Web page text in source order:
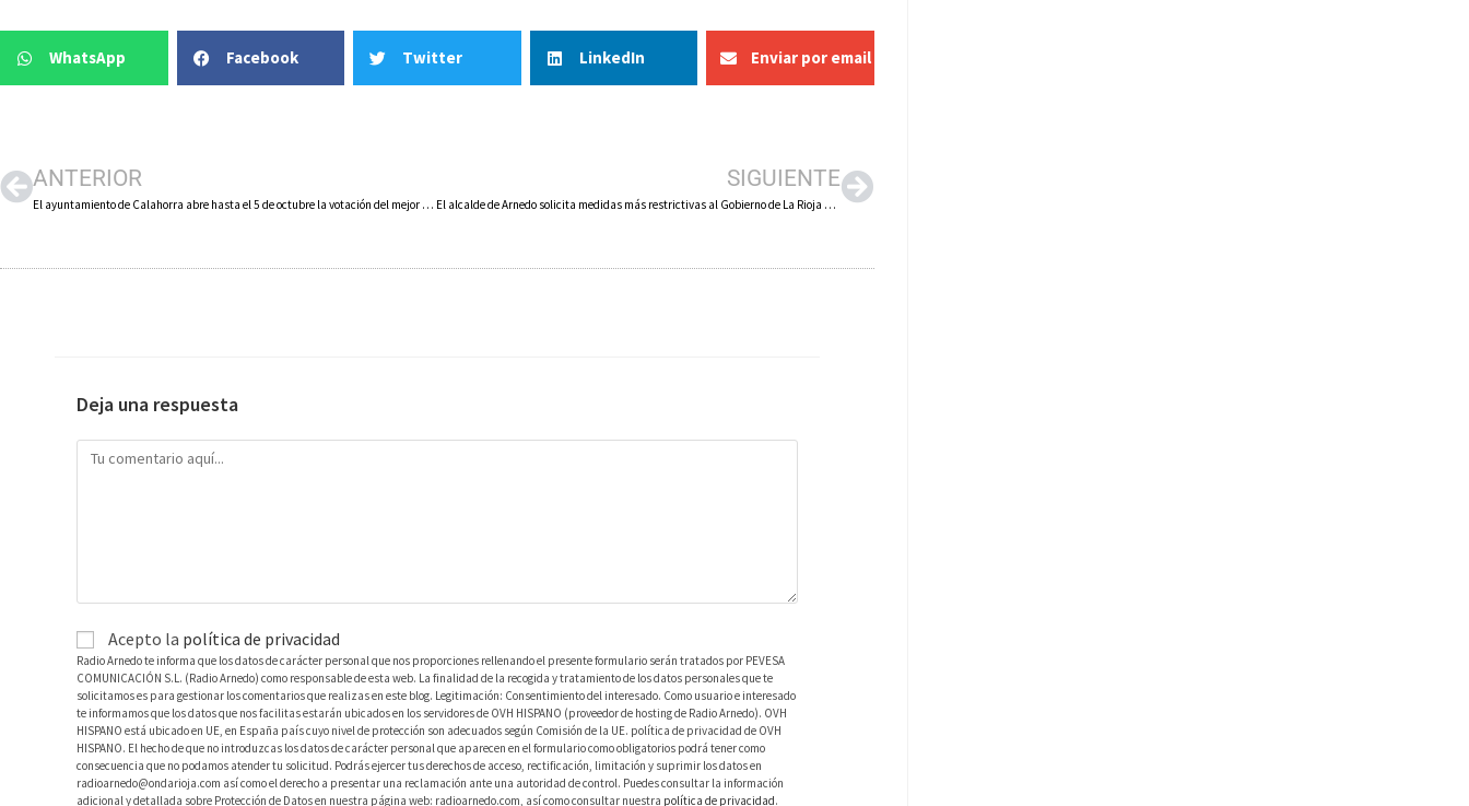
WhatsApp Facebook Twitter LinkedIn Enviar por email
ANTERIOR
El ayuntamiento de Calahorra abre hasta el 5 de octubre la votación del mejor proyecto de Presupuesto Participativo
SIGUIENTE
El alcalde de Arnedo solicita medidas más restrictivas al Gobierno de La Rioja ante el incremento de coronavirus y vuelve a pedir responsabilidad en la semana sin fiestas
Deja una respuesta
Acepto la política de privacidad
Radio Arnedo te informa que los datos de carácter personal que nos proporciones rellenando el presente formulario serán tratados por PEVESA
COMUNICACIÓN S.L. (Radio Arnedo) como responsable de esta web. La finalidad de la recogida y tratamiento de los datos personales que te
solicitamos es para gestionar los comentarios que realizas en este blog. Legitimación: Consentimiento del interesado. Como usuario e interesado
te informamos que los datos que nos facilitas estarán ubicados en los servidores de OVH HISPANO (proveedor de hosting de Radio Arnedo). OVH
HISPANO está ubicado en UE, en España país cuyo nivel de protección son adecuados según Comisión de la UE. política de privacidad de OVH
HISPANO. El hecho de que no introduzcas los datos de carácter personal que aparecen en el formulario como obligatorios podrá tener como
consecuencia que no podamos atender tu solicitud. Podrás ejercer tus derechos de acceso, rectificación, limitación y suprimir los datos en
radioarnedo@ondarioja.com así como el derecho a presentar una reclamación ante una autoridad de control. Puedes consultar la información
adicional y detallada sobre Protección de Datos en nuestra página web: radioarnedo.com, así como consultar nuestra política de privacidad.